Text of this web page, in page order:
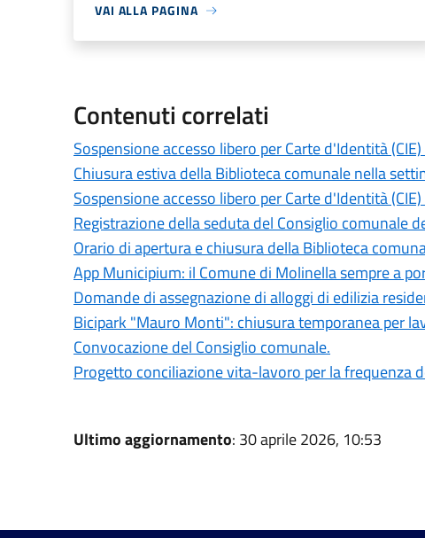
VAI ALLA PAGINA
Contenuti correlati
Sospensione accesso libero per Carte d'Identità
Chiusura estiva della Biblioteca comunale nella
Sospensione accesso libero per Carte d'Identità
Registrazione della seduta del Consiglio comunale
Orario di apertura e chiusura della Biblioteca
App Municipium: il Comune di Molinella sempre a
Domande di assegnazione di alloggi di edilizia
Bicipark "Mauro Monti": chiusura temporanea per
Convocazione del Consiglio comunale.
Progetto conciliazione vita-lavoro per la frequenza
Ultimo aggiornamento: 30 aprile 2026, 10:53